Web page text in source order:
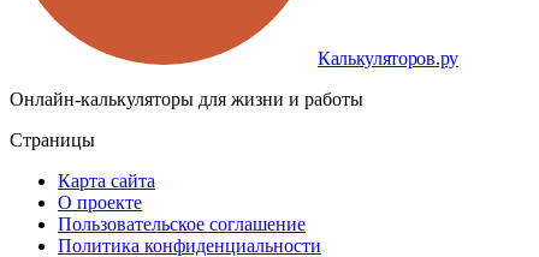
Калькуляторов.ру
Онлайн-калькуляторы для жизни и работы
Страницы
Карта сайта
О проекте
Пользовательское соглашение
Политика конфиденциальности